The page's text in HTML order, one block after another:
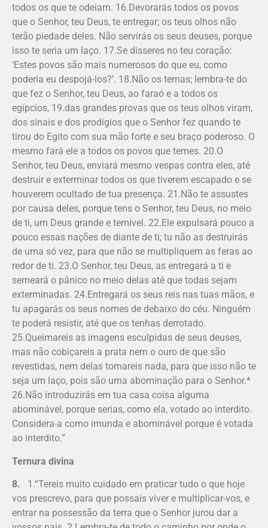
todos os que te odeiam. 16.Devorarás todos os povos
que o Senhor, teu Deus, te entregar; os teus olhos não
terão piedade deles. Não servirás os seus deuses, porque
isso te seria um laço. 17.Se disseres no teu coração:
‘Estes povos são mais numerosos do que eu, como
poderia eu despojá-los?’. 18.Não os temas; lembra-te do
que fez o Senhor, teu Deus, ao faraó e a todos os
egípcios, 19.das grandes provas que os teus olhos viram,
dos sinais e dos prodígios que o Senhor fez quando te
tirou do Egito com sua mão forte e seu braço poderoso. O
mesmo fará ele a todos os povos que temes. 20.O
Senhor, teu Deus, enviará mesmo vespas contra eles, até
destruir e exterminar todos os que tiverem escapado e se
houverem ocultado de tua presença. 21.Não te assustes
por causa deles, porque tens o Senhor, teu Deus, no meio
de ti, um Deus grande e temível. 22.Ele expulsará pouco a
pouco essas nações de diante de ti; tu não as destruirás
de uma só vez, para que não se multipliquem as feras ao
redor de ti. 23.O Senhor, teu Deus, as entregará a ti e
semeará o pânico no meio delas até que todas sejam
exterminadas. 24.Entregará os seus reis nas tuas mãos, e
tu apagarás os seus nomes de debaixo do céu. Ninguém
te poderá resistir, até que os tenhas derrotado.
25.Queimareis as imagens esculpidas de seus deuses,
mas não cobiçareis a prata nem o ouro de que são
revestidas, nem delas tomareis nada, para que isso não te
seja um laço, pois são uma abominação para o Senhor.*
26.Não introduzirás em tua casa coisa alguma
abominável, porque serias, como ela, votado ao interdito.
Considera-a como imunda e abominável porque é votada
ao interdito.”
Ternura divina
8. 1.“Tereis muito cuidado em praticar tudo o que hoje
vos prescrevo, para que possais viver e multiplicar-vos, e
entrar na possessão da terra que o Senhor jurou dar a